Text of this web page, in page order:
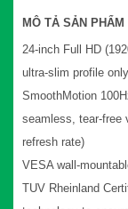
MÔ TẢ SẢN PHẨM
24-inch Full HD
ultra-slim profile
SmoothMotion
seamless, tear-free
refresh rate)
VESA wall-
TUV Rheinland